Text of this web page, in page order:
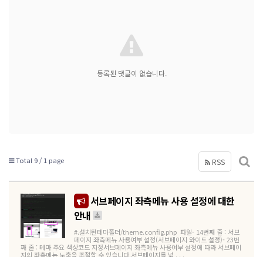
등록된 댓글이 없습니다.
Total 9 / 1 page RSS
서브페이지 좌측메뉴 사용 설정에 대한
안내
#.설치된테마폴더/theme.config.php 파일- 14번째 줄 : 서브
페이지 좌측메뉴 사용여부 설정(서브페이지 와이드 설정)- 23번
째 줄 : 테마 주요 색상코드 지정서브페이지 좌측메뉴 사용여부 설정에 따라 서브페이
지의 좌측메뉴 노출을 조절할 수 있습니다.서브페이지를 넓 . . .